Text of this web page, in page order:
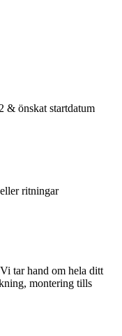
& önskat startdatum
ritningar
tar hand om hela ditt
montering tills